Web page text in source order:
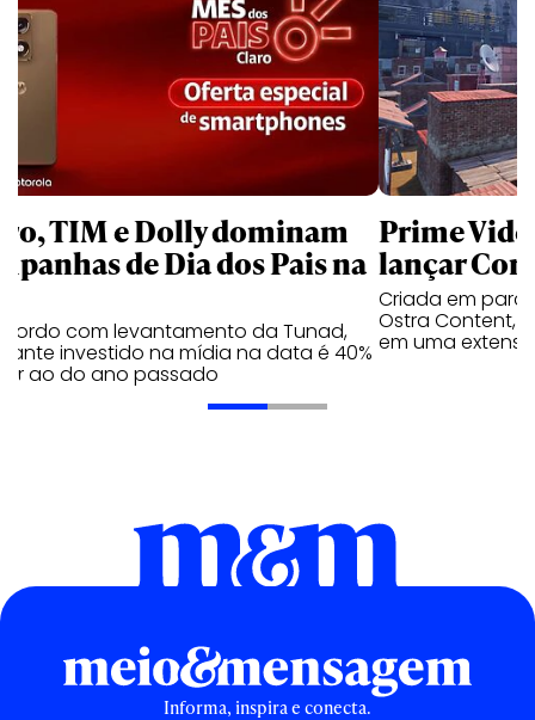
TIM e Dolly dominam
de Dia dos Pais na
com levantamento da Tunad,
investido na mídia na data é 40%
ao do ano passado
Prime
lançar
Criada em
Ostra Content,
em uma
Informa, inspira e conecta.